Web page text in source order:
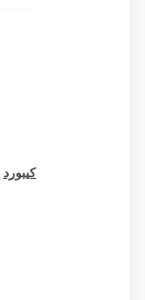
کیبورد